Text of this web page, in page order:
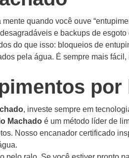
quando você ouve
e backups de esgoto
do que isso: bloqueios de
pela água. É sempre mais
, investe sempre em
Machado é um método líder de
Nosso encanador certificado